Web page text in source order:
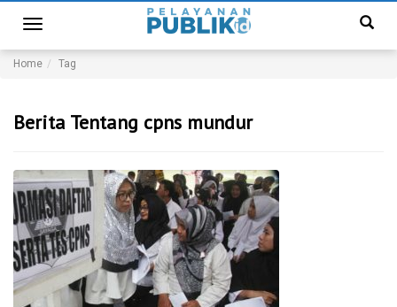
Toggle
navigation
Home Tag
Berita Tentang cpns mundur